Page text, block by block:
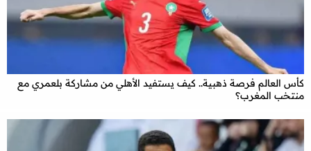
كأس العالم فرصة ذهبية.. كيف يستفيد الأهلي من مشاركة بلعمري مع
منتخب المغرب؟